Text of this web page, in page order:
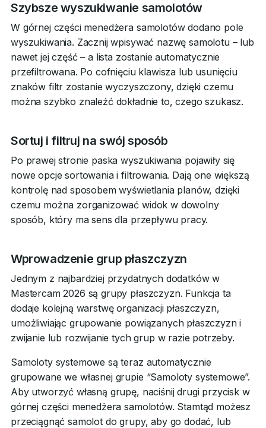
Szybsze wyszukiwanie samolotów
W górnej części menedżera samolotów dodano pole
wyszukiwania. Zacznij wpisywać nazwę samolotu – lub
nawet jej część – a lista zostanie automatycznie
przefiltrowana. Po cofnięciu klawisza lub usunięciu
znaków filtr zostanie wyczyszczony, dzięki czemu
można szybko znaleźć dokładnie to, czego szukasz.
Sortuj i filtruj na swój sposób
Po prawej stronie paska wyszukiwania pojawiły się
nowe opcje sortowania i filtrowania. Dają one większą
kontrolę nad sposobem wyświetlania planów, dzięki
czemu można zorganizować widok w dowolny
sposób, który ma sens dla przepływu pracy.
Wprowadzenie grup płaszczyzn
Jednym z najbardziej przydatnych dodatków w
Mastercam 2026 są grupy płaszczyzn. Funkcja ta
dodaje kolejną warstwę organizacji płaszczyzn,
umożliwiając grupowanie powiązanych płaszczyzn i
zwijanie lub rozwijanie tych grup w razie potrzeby.
Samoloty systemowe są teraz automatycznie
grupowane we własnej grupie “Samoloty systemowe”.
Aby utworzyć własną grupę, naciśnij drugi przycisk w
górnej części menedżera samolotów. Stamtąd możesz
przeciągnąć samolot do grupy, aby go dodać, lub